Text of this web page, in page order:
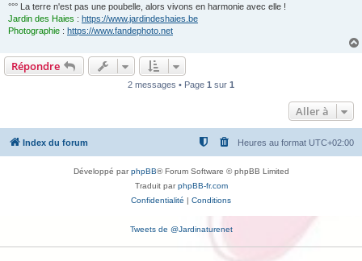
°°° La terre n'est pas une poubelle, alors vivons en harmonie avec elle !
Jardin des Haies : https://www.jardindeshaies.be
Photographie : https://www.fandephoto.net
Répondre
2 messages • Page 1 sur 1
Aller à
Index du forum Heures au format UTC+02:00
Développé parphpBB® Forum Software © phpBB Limited
Traduit parphpBB-fr.com
Confidentialité | Conditions
Tweets de @Jardinaturenet